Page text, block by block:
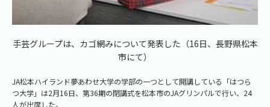
手芸グループは、カゴ網みについて発表した（16日、長野県松本
市にて）
JA松本ハイランド夢あわせ大学の学部の一つとして開講している「はつら
つ大学」は2月16日、第36期の閉講式を松本市のJAグリンパルで行い、24
人が出席した。